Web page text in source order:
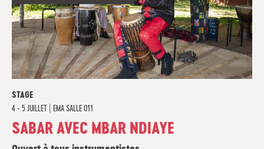
STAGE
4 - 5 JUILLET
EMA SALLE 011
SABAR AVEC MBAR NDIAYE